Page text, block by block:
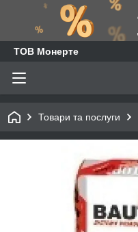
ТОВ Монерте
Товари та послуги